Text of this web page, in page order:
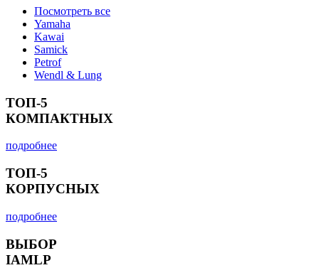
Посмотреть все
Yamaha
Kawai
Samick
Petrof
Wendl & Lung
ТОП-5
КОМПАКТНЫХ
подробнее
ТОП-5
КОРПУСНЫХ
подробнее
ВЫБОР
IAMLP